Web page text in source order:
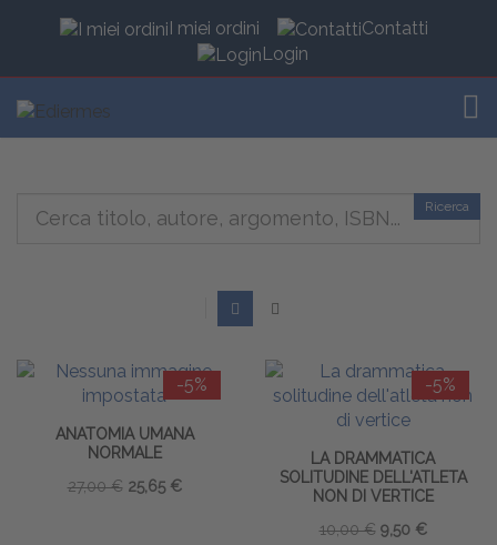
I miei ordini
Contatti
Login
Ricerca
-5%
ANATOMIA UMANA
NORMALE
27,00 € 25,65 €
-5%
LA DRAMMATICA
SOLITUDINE DELL'ATLETA
NON DI VERTICE
10,00 € 9,50 €